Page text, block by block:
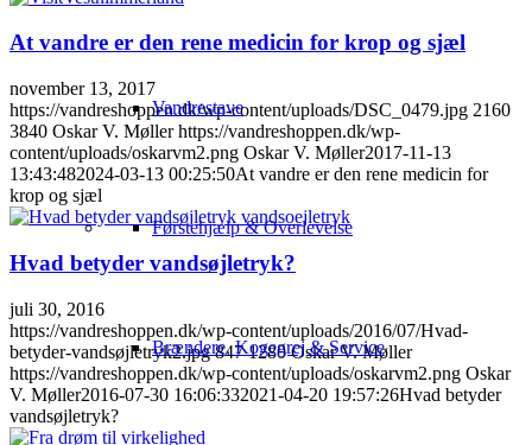
Vandrestave
Førstehjælp & Overlevelse
Brændere, Kogegrej & Service
At vandre er den rene medicin for krop og sjæl
november 13, 2017
https://vandreshoppen.dk/wp-content/uploads/DSC_0479.jpg 2160
3840 Oskar V. Møller https://vandreshoppen.dk/wp-
content/uploads/oskarvm2.png Oskar V. Møller2017-11-13
13:43:482024-03-13 00:25:50At vandre er den rene medicin for
krop og sjæl
Hvad betyder vandsøjletryk?
juli 30, 2016
https://vandreshoppen.dk/wp-content/uploads/2016/07/Hvad-
betyder-vandsøjletryk2.jpg 847 1280 Oskar V. Møller
https://vandreshoppen.dk/wp-content/uploads/oskarvm2.png Oskar
V. Møller2016-07-30 16:06:332021-04-20 19:57:26Hvad betyder
vandsøjletryk?